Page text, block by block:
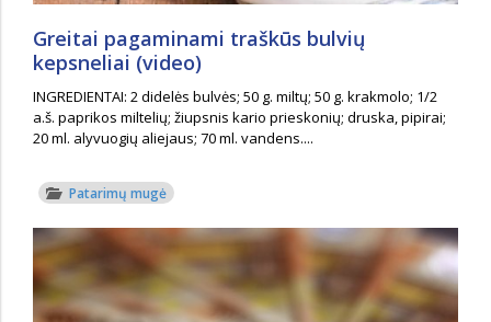
Greitai pagaminami traškūs bulvių
kepsneliai (video)
INGREDIENTAI: 2 didelės bulvės; 50 g. miltų; 50 g. krakmolo; 1/2
a.š. paprikos miltelių; žiupsnis kario prieskonių; druska, pipirai;
20 ml. alyvuogių aliejaus; 70 ml. vandens....
Patarimų mugė